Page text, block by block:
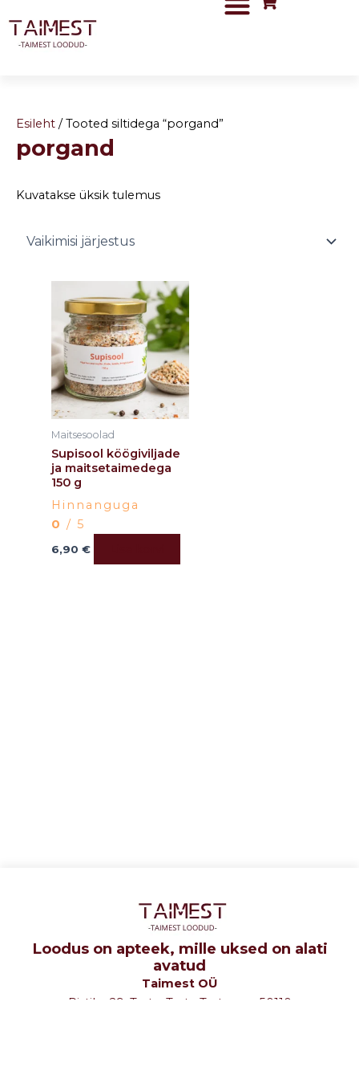
content
Esileht / Tooted siltidega “porgand”
porgand
Kuvatakse üksik tulemus
Maitsesoolad
Supisool köögiviljade
ja maitsetaimedega
150 g
Hinnanguga
0 / 5
6,90 €
Loodus on apteek, mille uksed on alati
avatud
Taimest OÜ
Ristiku 29, Tartu, Tartu Tartumaa 50110